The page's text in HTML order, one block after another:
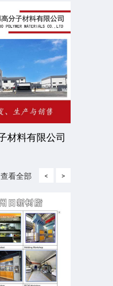
北京伊诺瓦科技有限公司
查看全部 < >